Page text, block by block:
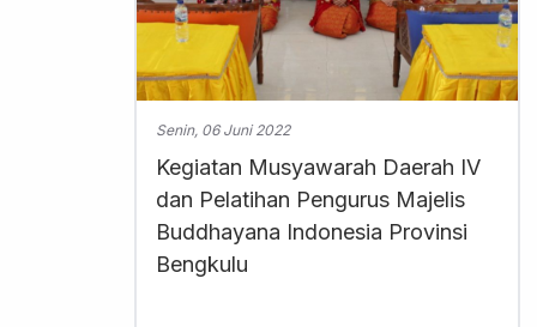
Senin, 06 Juni 2022
Kegiatan Musyawarah Daerah IV
dan Pelatihan Pengurus Majelis
Buddhayana Indonesia Provinsi
Bengkulu